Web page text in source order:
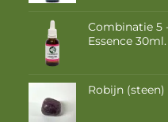
Combinatie 5
Essence 30ml.
Robijn (steen)